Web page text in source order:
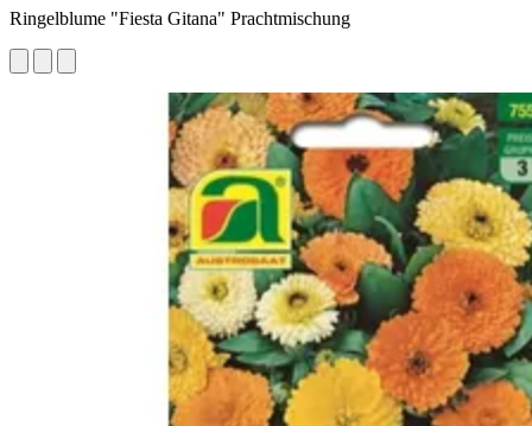
Ringelblume "Fiesta Gitana" Prachtmischung